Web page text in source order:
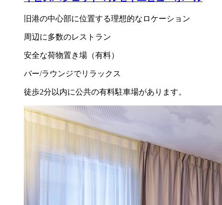
旧港の中心部に位置する理想的なロケーション
周辺に多数のレストラン
安全な荷物置き場（有料）
バー/ラウンジでリラックス
徒歩2分以内に公共の有料駐車場があります。